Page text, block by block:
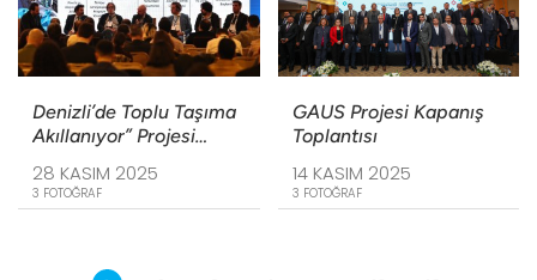
Denizli’de Toplu Taşıma
Akıllanıyor” Projesi
28 KASIM 2025
3 FOTOĞRAF
GAUS Projesi Kapanış
Toplantısı
14 KASIM 2025
3 FOTOĞRAF